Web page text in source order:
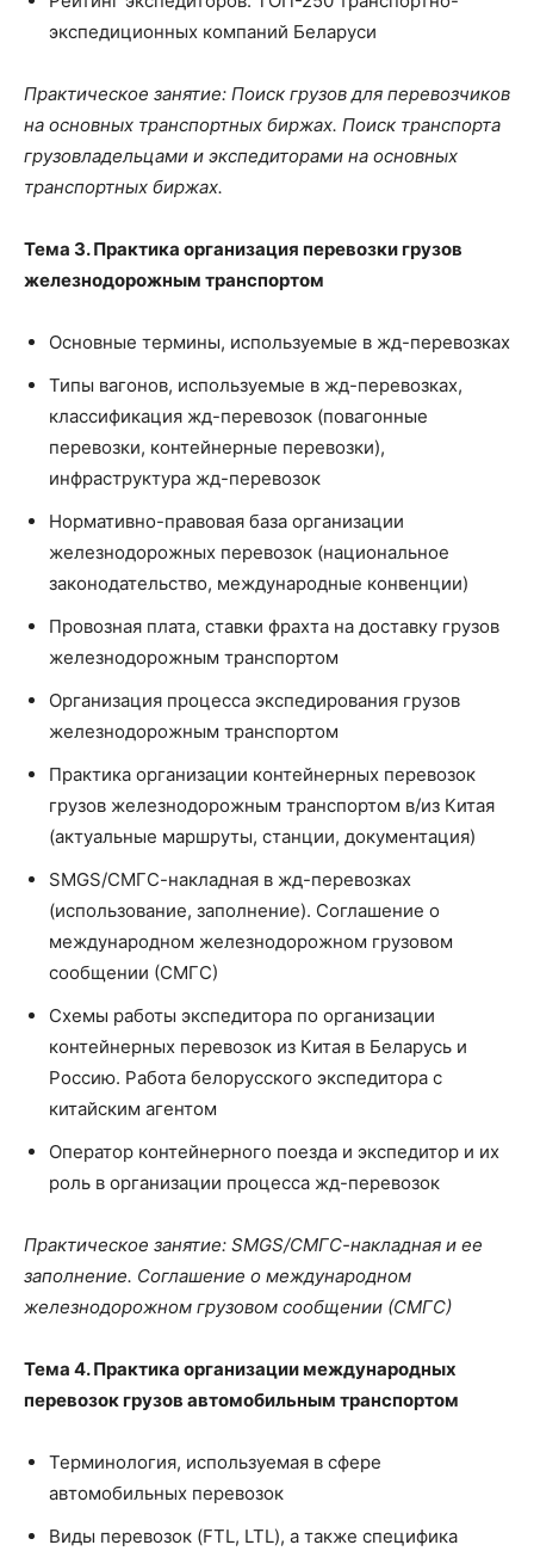
экспедиционных компаний Беларуси
Практическое занятие: Поиск грузов для перевозчиков
на основных транспортных биржах. Поиск транспорта
грузовладельцами и экспедиторами на основных
транспортных биржах.
Тема 3. Практика организация перевозки грузов
железнодорожным транспортом
Основные термины, используемые в жд-перевозках
Типы вагонов, используемые в жд-перевозках,
классификация жд-перевозок (повагонные
перевозки, контейнерные перевозки),
инфраструктура жд-перевозок
Нормативно-правовая база организации
железнодорожных перевозок (национальное
законодательство, международные конвенции)
Провозная плата, ставки фрахта на доставку грузов
железнодорожным транспортом
Организация процесса экспедирования грузов
железнодорожным транспортом
Практика организации контейнерных перевозок
грузов железнодорожным транспортом в/из Китая
(актуальные маршруты, станции, документация)
SMGS/СМГС-накладная в жд-перевозках
(использование, заполнение). Соглашение о
международном железнодорожном грузовом
сообщении (СМГС)
Схемы работы экспедитора по организации
контейнерных перевозок из Китая в Беларусь и
Россию. Работа белорусского экспедитора с
китайским агентом
Оператор контейнерного поезда и экспедитор и их
роль в организации процесса жд-перевозок
Практическое занятие: SMGS/СМГС-накладная и ее
заполнение. Соглашение о международном
железнодорожном грузовом сообщении (СМГС)
Тема 4. Практика организации международных
перевозок грузов автомобильным транспортом
Терминология, используемая в сфере
автомобильных перевозок
Виды перевозок (FTL, LTL), а также специфика